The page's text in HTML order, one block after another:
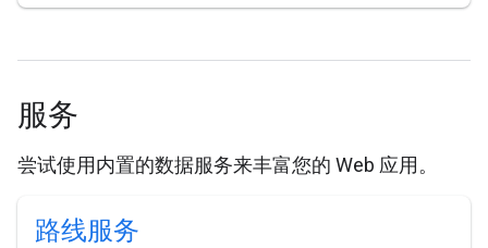
服务
尝试使用内置的数据服务来丰富您的 Web 应用。
路线服务